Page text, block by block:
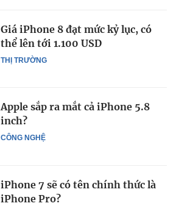
THỊ TRƯỜNG
Giá iPhone 8 đạt mức kỷ lục, có
thể lên tới 1.100 USD
CÔNG NGHỆ
Apple sắp ra mắt cả iPhone 5.8
inch?
iPhone 7 sẽ có tên chính thức là
iPhone Pro?